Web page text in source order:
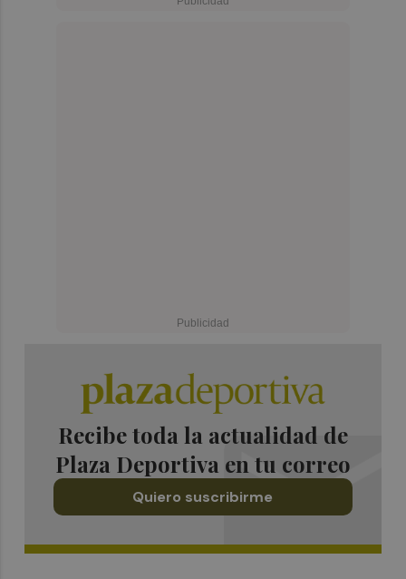
Recibe toda la actualidad de
Plaza Deportiva en tu correo
Quiero suscribirme